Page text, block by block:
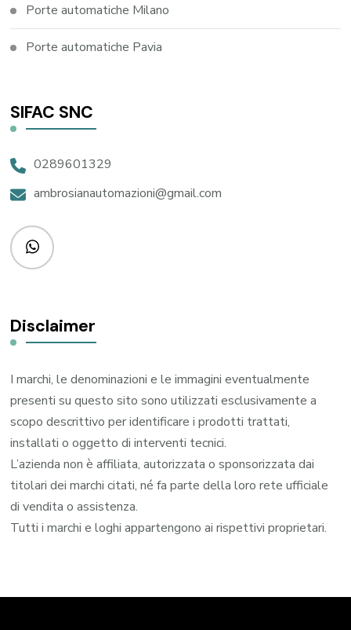
Porte automatiche Milano
Porte automatiche Pavia
SIFAC SNC
0289601329
ambrosianautomazioni@gmail.com
Disclaimer
I marchi, le denominazioni e le immagini eventualmente
presenti su questo sito sono utilizzati esclusivamente a
scopo descrittivo per identificare i prodotti trattati,
installati o oggetto di interventi tecnici.
L’azienda non è affiliata, autorizzata o sponsorizzata dai
titolari dei marchi citati, né fa parte della loro rete ufficiale
di vendita o assistenza.
Tutti i marchi e loghi appartengono ai rispettivi proprietari.